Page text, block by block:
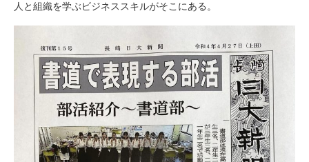
人と組織を学ぶビジネススキルがそこにある。